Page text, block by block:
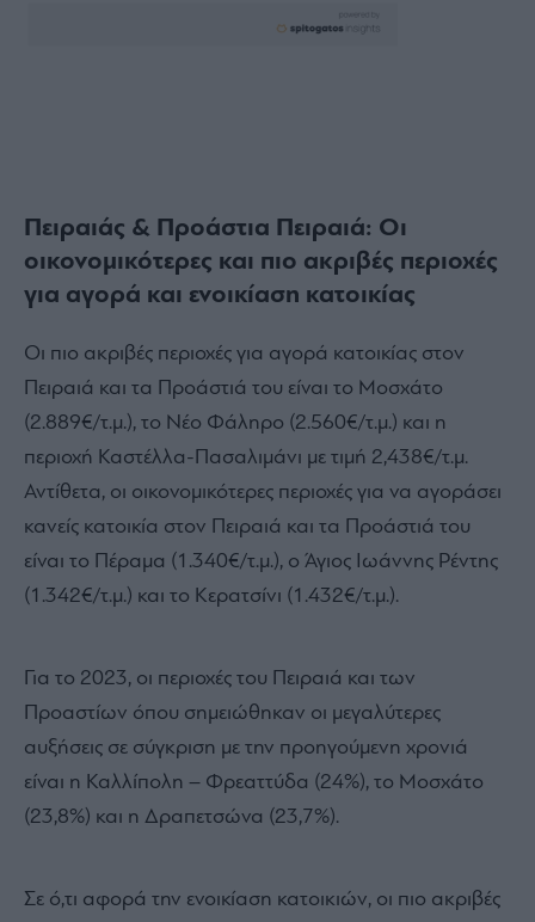
Πειραιάς & Προάστια Πειραιά: Οι
οικονομικότερες και πιο ακριβές περιοχές
για αγορά και ενοικίαση κατοικίας
Οι πιο ακριβές περιοχές για αγορά κατοικίας στον
Πειραιά και τα Προάστιά του είναι το Μοσχάτο
(2.889€/τ.μ.), το Νέο Φάληρο (2.560€/τ.μ.) και η
περιοχή Καστέλλα-Πασαλιμάνι με τιμή 2,438€/τ.μ.
Αντίθετα, οι οικονομικότερες περιοχές για να αγοράσει
κανείς κατοικία στον Πειραιά και τα Προάστιά του
είναι το Πέραμα (1.340€/τ.μ.), ο Άγιος Ιωάννης Ρέντης
(1.342€/τ.μ.) και το Κερατσίνι (1.432€/τ.μ.).
Για το 2023, οι περιοχές του Πειραιά και των
Προαστίων όπου σημειώθηκαν οι μεγαλύτερες
αυξήσεις σε σύγκριση με την προηγούμενη χρονιά
είναι η Καλλίπολη – Φρεαττύδα (24%), το Μοσχάτο
(23,8%) και η Δραπετσώνα (23,7%).
Σε ό,τι αφορά την ενοικίαση κατοικιών, οι πιο ακριβές